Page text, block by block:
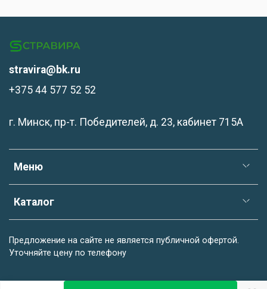
Меню
Каталог
stravira@bk.ru
+375 44 577 52 52
г. Минск, пр-т. Победителей, д. 23, кабинет 715А
Предложение на сайте не является публичной офертой.
Уточняйте цену по телефону